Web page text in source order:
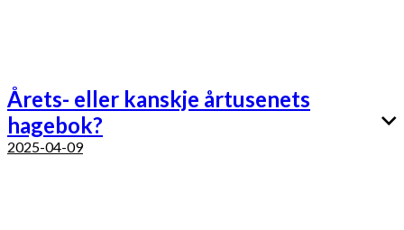
Årets- eller kanskje årtusenets
hagebok?
2025-04-09